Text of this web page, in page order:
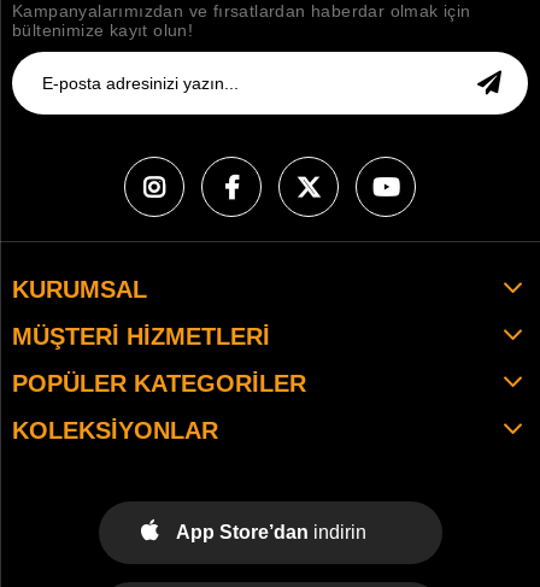
Kampanyalarımızdan ve fırsatlardan haberdar olmak için
bültenimize kayıt olun!
KURUMSAL
MÜŞTERI HIZMETLERI
POPÜLER KATEGORILER
KOLEKSIYONLAR
App Store’dan indirin